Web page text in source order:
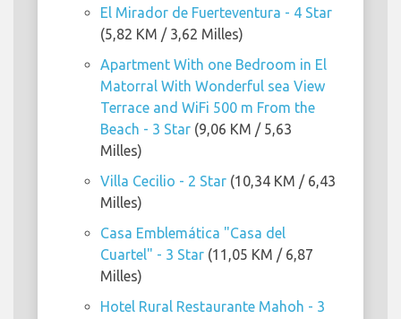
El Mirador de Fuerteventura - 4 Star
(5,82 KM / 3,62 Milles)
Apartment With one Bedroom in El
Matorral With Wonderful sea View
Terrace and WiFi 500 m From the
Beach - 3 Star (9,06 KM / 5,63
Milles)
Villa Cecilio - 2 Star (10,34 KM / 6,43
Milles)
Casa Emblemática "Casa del
Cuartel" - 3 Star (11,05 KM / 6,87
Milles)
Hotel Rural Restaurante Mahoh - 3